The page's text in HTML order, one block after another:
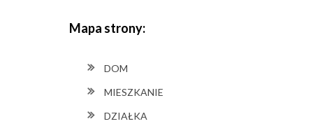
Mapa strony:
DOM
MIESZKANIE
DZIAŁKA